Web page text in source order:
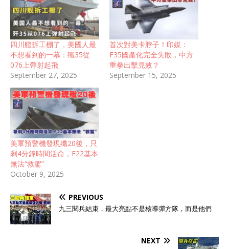
四川艦拆工棚了，美國人最
不想看到的一幕：殲35從
076上彈射起飛
September 27, 2025
首次對美卡脖子！印媒：
F35國產化完全失敗，中方
重拳出擊見效？
September 15, 2025
美軍預警機發現殲20後，只
剩4分鐘時間活命，F22基本
無法“救駕”
October 9, 2025
PREVIOUS
九三閱兵結束，最大亮點不是核導彈方隊，而是他們
NEXT